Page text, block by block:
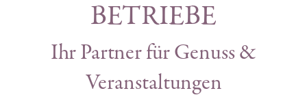
BETRIEBE
Ihr Partner für Genuss &
Veranstaltungen